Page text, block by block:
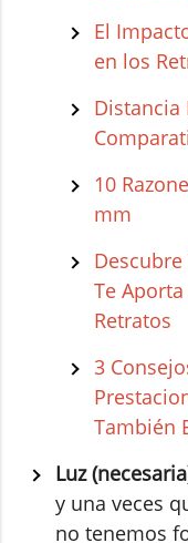
El
en los
Distancia
10
mm
Te
Retratos
3
También
Luz
y una veces
no tenemos